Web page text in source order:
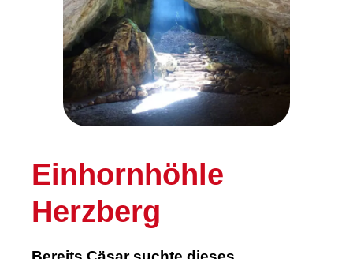
Einhornhöhle
Herzberg